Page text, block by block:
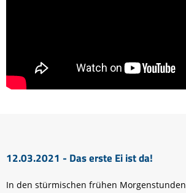
12.03.2021 - Das erste Ei ist da!
In den stürmischen frühen